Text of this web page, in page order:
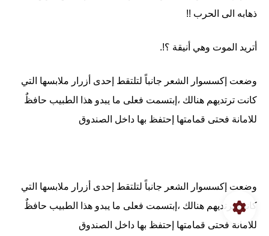
ذهابه الى الحرب !!
أتريد الموت وهي أنيقة ؟!.
وضعت إكسسوار الشعر جانباً لتلتقط إحدى أزرار ملابسها التي
كانت ترتديهم هنالك ،إبتسمت فعلى ما يبدو هذا الطبيب حافظٌ
للامانة فحتى قمامتها إحتفظ بها داخل الصندوق
وضعت إكسسوار الشعر جانباً لتلتقط إحدى أزرار ملابسها التي
كانت ترتديهم هنالك ،إبتسمت فعلى ما يبدو هذا الطبيب حافظٌ
للامانة فحتى قمامتها إحتفظ بها داخل الصندوق